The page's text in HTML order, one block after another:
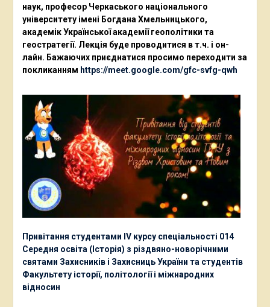
наук, професор Черкаського національного
університету імені Богдана Хмельницького,
академік Української академії геополітики та
геостратегії. Лекція буде проводитися в т.ч. і он-
лайн. Бажаючих приєднатися просимо переходити за
покликанням https://meet.google.com/gfc-svfg-qwh
Привітання студентами ІV курсу спеціальності 014
Середня освіта (Історія) з різдвяно-новорічними
святами Захисників і Захисниць України та студентів
Факультету історії, політології і міжнародних
відносин